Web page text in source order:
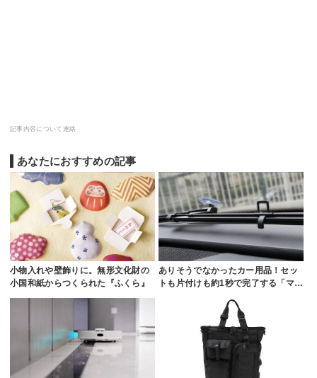
記事内容について連絡
あなたにおすすめの記事
小物入れや壁飾りに。無形文化財の
小国和紙からつくられた『ふくら』
ありそうでなかったカー用品！セッ
トも片付けも約1秒で完了する「マ…